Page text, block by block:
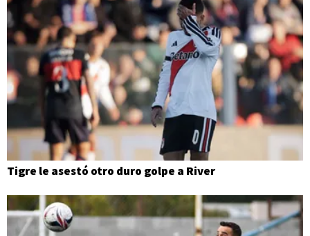
Tigre le asestó otro duro golpe a River